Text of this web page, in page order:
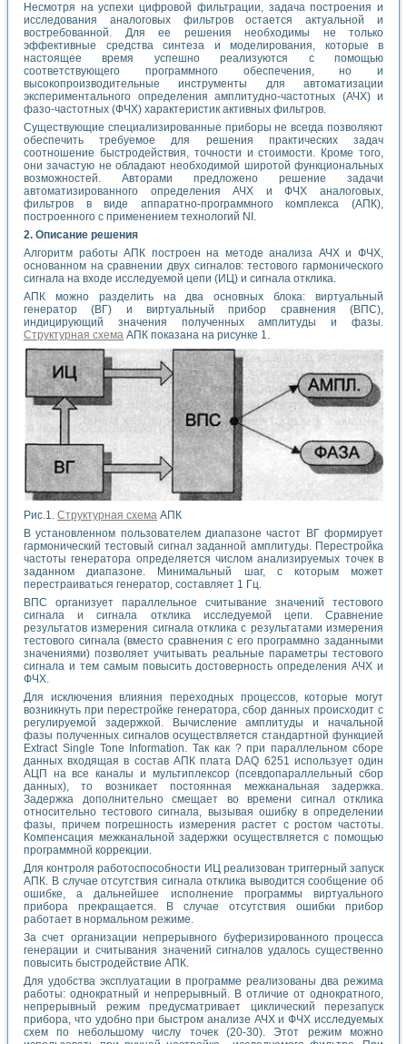
Несмотря на успехи цифровой фильтрации, задача построения и
исследования аналоговых фильтров остается актуальной и
востребованной. Для ее решения необходимы не только
эффективные средства синтеза и моделирования, которые в
настоящее время успешно реализуются с помощью
соответствующего программного обеспечения, но и
высокопроизводительные инструменты для автоматизации
экспериментального определения амплитудно-частотных (АЧХ) и
фазо-частотных (ФЧХ) характеристик активных фильтров.
Существующие специализированные приборы не всегда позволяют
обеспечить требуемое для решения практических задач
соотношение быстродействия, точности и стоимости. Кроме того,
они зачастую не обладают необходимой широтой функциональных
возможностей. Авторами предложено решение задачи
автоматизированного определения АЧХ и ФЧХ аналоговых,
фильтров в виде аппаратно-программного комплекса (АПК),
построенного с применением технологий NI.
2. Описание решения
Алгоритм работы АПК построен на методе анализа АЧХ и ФЧХ,
основанном на сравнении двух сигналов: тестового гармонического
сигнала на входе исследуемой цепи (ИЦ) и сигнала отклика.
АПК можно разделить на два основных блока: виртуальный
генератор (ВГ) и виртуальный прибор сравнения (ВПС),
индицирующий значения полученных амплитуды и фазы.
Структурная схема АПК показана на рисунке 1.
Рис.1. Структурная схема АПК
В установленном пользователем диапазоне частот ВГ формирует
гармонический тестовый сигнал заданной амплитуды. Перестройка
частоты генератора определяется числом анализируемых точек в
заданном диапазоне. Минимальный шаг, с которым может
перестраиваться генератор, составляет 1 Гц.
ВПС организует параллельное считывание значений тестового
сигнала и сигнала отклика исследуемой цепи. Сравнение
результатов измерения сигнала отклика с результатами измерения
тестового сигнала (вместо сравнения с его программно заданными
значениями) позволяет учитывать реальные параметры тестового
сигнала и тем самым повысить достоверность определения АЧХ и
ФЧХ.
Для исключения влияния переходных процессов, которые могут
возникнуть при перестройке генератора, сбор данных происходит с
регулируемой задержкой. Вычисление амплитуды и начальной
фазы полученных сигналов осуществляется стандартной функцией
Extract Single Tone Information. Так как ? при параллельном сборе
данных входящая в состав АПК плата DAQ 6251 использует один
АЦП на все каналы и мультиплексор (псевдопараллельный сбор
данных), то возникает постоянная межканальная задержка.
Задержка дополнительно смещает во времени сигнал отклика
относительно тестового сигнала, вызывая ошибку в определении
фазы, причем погрешность измерения растет с ростом частоты.
Компенсация межканальной задержки осуществляется с помощью
программной коррекции.
Для контроля работоспособности ИЦ реализован триггерный запуск
АПК. В случае отсутствия сигнала отклика выводится сообщение об
ошибке, а дальнейшее исполнение программы виртуального
прибора прекращается. В случае отсутствия ошибки прибор
работает в нормальном режиме.
За счет организации непрерывного буферизированного процесса
генерации и считывания значений сигналов удалось существенно
повысить быстродействие АПК.
Для удобства эксплуатации в программе реализованы два режима
работы: однократный и непрерывный. В отличие от однократного,
непрерывный режим предусматривает циклический перезапуск
прибора, что удобно при быстром анализе АЧХ и ФЧХ исследуемых
схем по небольшому числу точек (20-30). Этот режим можно